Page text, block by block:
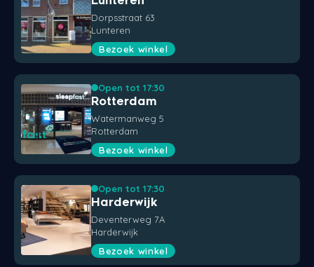
Dorpsstraat 63
Lunteren
Bezoek winkel
Open tot 17:30
Rotterdam
Watermanweg 5
Rotterdam
Bezoek winkel
Open tot 17:30
Harderwijk
Deventerweg 7A
Harderwijk
Bezoek winkel